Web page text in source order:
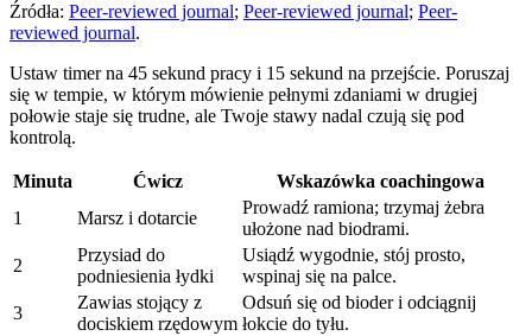
Źródła: Peer-reviewed journal; Peer-reviewed journal; Peer-
reviewed journal.
Ustaw timer na 45 sekund pracy i 15 sekund na przejście. Poruszaj
się w tempie, w którym mówienie pełnymi zdaniami w drugiej
połowie staje się trudne, ale Twoje stawy nadal czują się pod
kontrolą.
Minuta Ćwicz
Wskazówka coachingowa
1
Marsz i dotarcie
Prowadź ramiona; trzymaj żebra
ułożone nad biodrami.
2
Przysiad do
podniesienia łydki
Usiądź wygodnie, stój prosto,
wspinaj się na palce.
3
Zawias stojący z
dociskiem rzędowym
Odsuń się od bioder i odciągnij
łokcie do tyłu.